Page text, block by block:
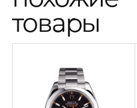
товары